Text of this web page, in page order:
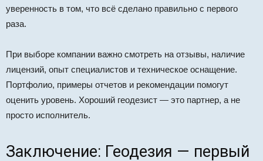
уверенность в том, что всё сделано правильно с первого
раза.
При выборе компании важно смотреть на отзывы, наличие
лицензий, опыт специалистов и техническое оснащение.
Портфолио, примеры отчетов и рекомендации помогут
оценить уровень. Хороший геодезист — это партнер, а не
просто исполнитель.
Заключение: Геодезия — первый